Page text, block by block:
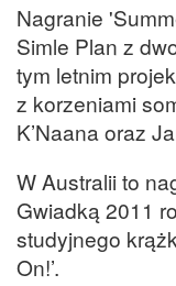
Nagranie
Simle Plan z
tym letnim
z korzeniami
K’Naana oraz
W Australii to
Gwiadką 2011
studyjnego
On!’.